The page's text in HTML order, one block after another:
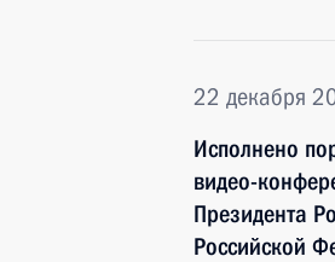
22 декабря
Исполнено
видео-
Президента
Российской